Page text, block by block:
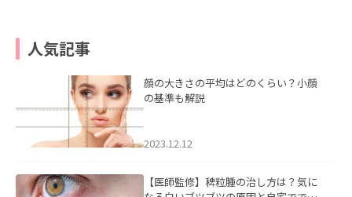
人気記事
顔の大きさの平均はどのくらい？小顔
の基準も解説
2023.12.12
【医師監修】稗粒腫の治し方は？気に